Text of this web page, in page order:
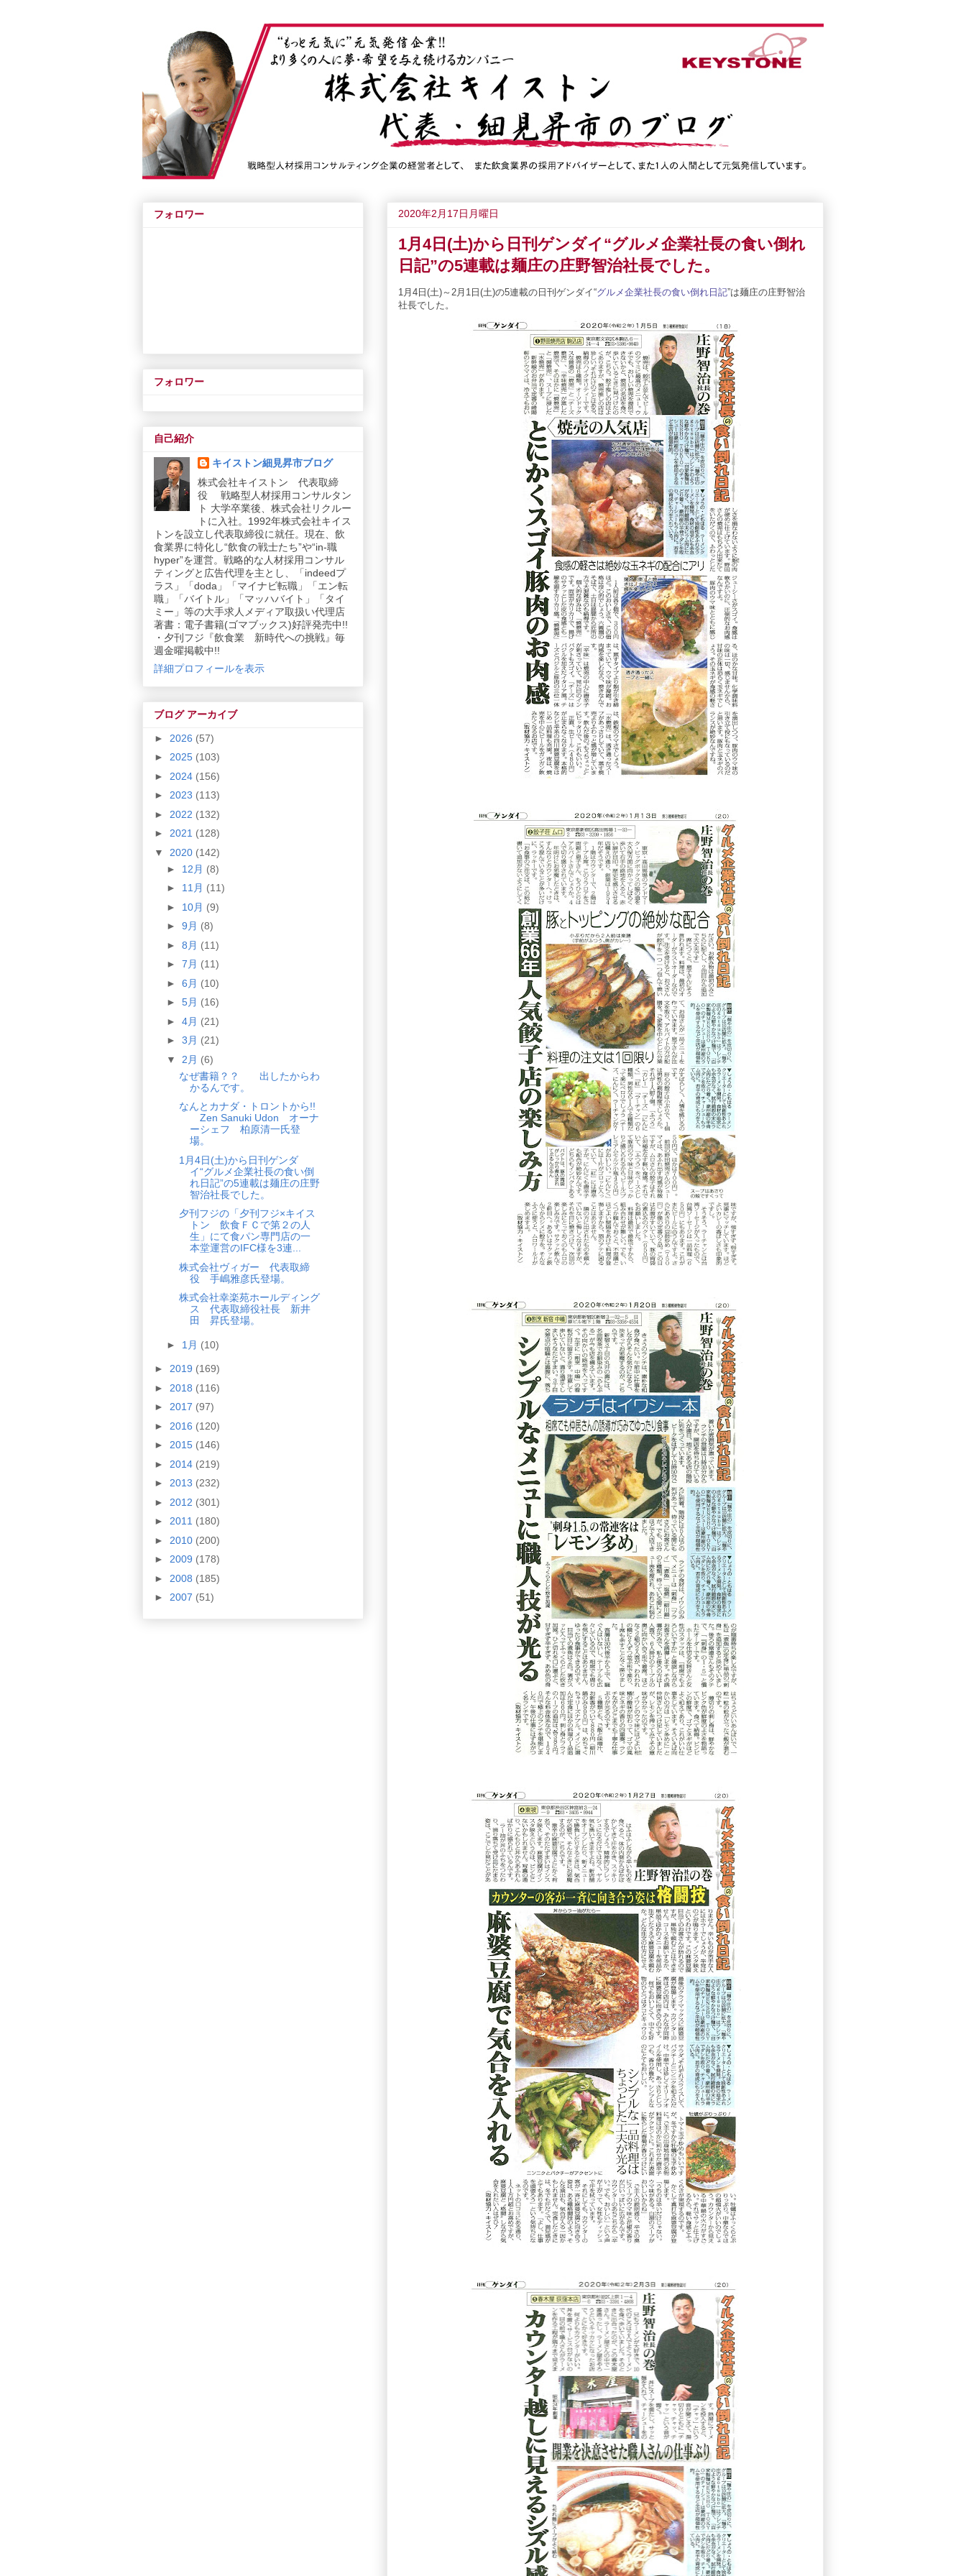
2020年2月17日月曜日
1月4日(土)から日刊ゲンダイ“グルメ企業社長の食い倒れ
日記”の5連載は麺庄の庄野智治社長でした。
1月4日(土)～2月1 日 (土)の5連載の 日刊ゲンダイ“グルメ企業社長の食い倒れ日記”は麺庄の庄野智治
社長でした。
フォロワー
フォロワー
自己紹介
キイストン細見昇市ブログ
株式会社キイストン 代表取締
役 戦略型人材採用コンサルタン
ト 大学卒業後、株式会社リクルー
トに入社。1992年株式会社キイス
トンを設立し代表取締役に就任。現在、飲
食業界に特化し“飲食の戦士たち”や“in-職
hyper”を運営。戦略的な人材採用コンサル
ティングと広告代理を主とし、「indeedプ
ラス」「doda」「マイナビ転職」「エン転
職」「バイトル」「マッハバイト」「タイ
ミー」等の大手求人メディア取扱い代理店
著書：電子書籍(ゴマブックス)好評発売中!!
・夕刊フジ『飲食業 新時代への挑戦』毎
週金曜掲載中!!
詳細プロフィールを表示
ブログ アーカイブ
► 2026 (57)
► 2025 (103)
► 2024 (156)
► 2023 (113)
► 2022 (132)
► 2021 (128)
▼ 2020 (142)
► 12月 (8)
► 11月 (11)
► 10月 (9)
► 9月 (8)
► 8月 (11)
► 7月 (11)
► 6月 (10)
► 5月 (16)
► 4月 (21)
► 3月 (21)
▼ 2月 (6)
なぜ書籍？？ 出したからわ
かるんです。
なんとカナダ・トロントから!!
Zen Sanuki Udon オーナ
ーシェフ 柏原清一氏登
場。
1月4日(土)から日刊ゲンダ
イ“グルメ企業社長の食い倒
れ日記”の5連載は麺庄の庄野
智治社長でした。
夕刊フジの「夕刊フジ×キイス
トン 飲食ＦＣで第２の人
生」にて食パン専門店の一
本堂運営のIFC様を3連...
株式会社ヴィガー 代表取締
役 手嶋雅彦氏登場。
株式会社幸楽苑ホールディング
ス 代表取締役社長 新井
田 昇氏登場。
► 1月 (10)
► 2019 (169)
► 2018 (116)
► 2017 (97)
► 2016 (120)
► 2015 (146)
► 2014 (219)
► 2013 (232)
► 2012 (301)
► 2011 (180)
► 2010 (200)
► 2009 (178)
► 2008 (185)
► 2007 (51)